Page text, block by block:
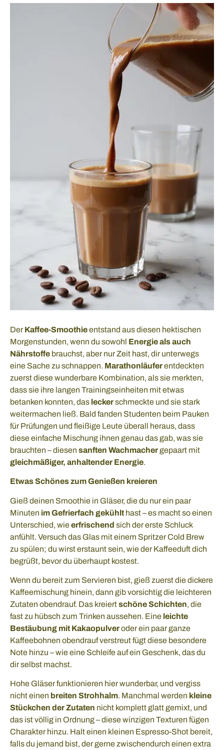
DerKaffee-Smoothieentstand aus diesen hektischen
Morgenstunden, wenn du sowohl Energie als auch
Nährstoffe brauchst, aber nur Zeit hast, dir unterwegs
eine Sache zu schnappen. Marathonläuferentdeckten
zuerst diese wunderbare Kombination, als sie merkten,
dass sie ihre langen Trainingseinheiten mit etwas
betanken konnten, das leckerschmeckte und sie stark
weitermachen ließ. Bald fanden Studenten beim Pauken
für Prüfungen und fleißige Leute überall heraus, dass
diese einfache Mischung ihnen genau das gab, was sie
brauchten – diesen sanften Wachmachergepaart mit
gleichmäßiger, anhaltender Energie.
Etwas Schönes zum Genießen kreieren
Gieß deinen Smoothie in Gläser, die du nur ein paar
Minuten im Gefrierfach gekühlt hast – es macht so einen
Unterschied, wieerfrischend sich der erste Schluck
anfühlt. Versuch das Glas mit einem Spritzer Cold Brew
zu spülen; du wirst erstaunt sein, wie der Kaffeeduft dich
begrüßt, bevor du überhaupt kostest.
Wenn du bereit zum Servieren bist, gieß zuerst die dickere
Kaffeemischung hinein, dann gib vorsichtig die leichteren
Zutaten obendrauf. Das kreiertschöne Schichten, die
fast zu hübsch zum Trinken aussehen. Eine leichte
Bestäubung mit Kakaopulveroder ein paar ganze
Kaffeebohnen obendrauf verstreut fügt diese besondere
Note hinzu – wie eine Schleife auf ein Geschenk, das du
dir selbst machst.
Hohe Gläser funktionieren hier wunderbar, und vergiss
nicht einen breiten Strohhalm. Manchmal werden kleine
Stückchen der Zutaten nicht komplett glatt gemixt, und
das ist völlig in Ordnung – diese winzigen Texturen fügen
Charakter hinzu. Halt einen kleinen Espresso-Shot bereit,
falls du jemand bist, der gerne zwischendurch einen extra